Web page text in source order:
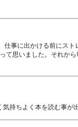
事に出かける前にス
思いました。それか
持ちよく本を読む事が